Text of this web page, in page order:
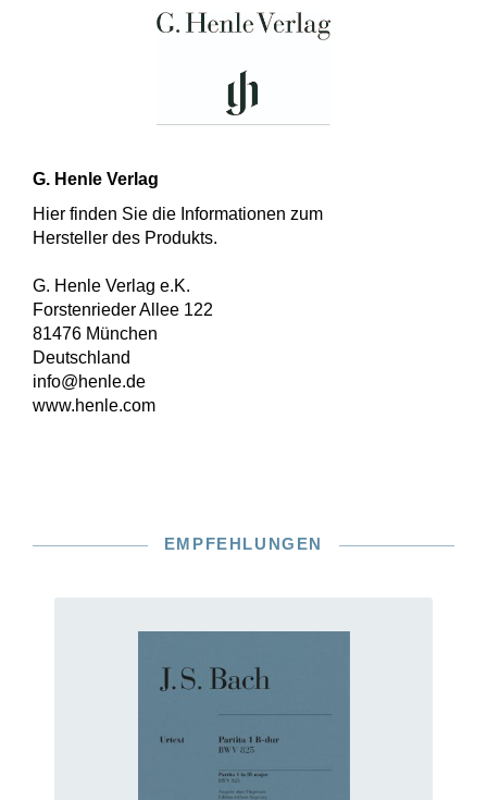
G. Henle Verlag
Hier finden Sie die Informationen zum
Hersteller des Produkts.
G. Henle Verlag e.K.
Forstenrieder Allee 122
81476 München
Deutschland
info@henle.de
www.henle.com
EMPFEHLUNGEN